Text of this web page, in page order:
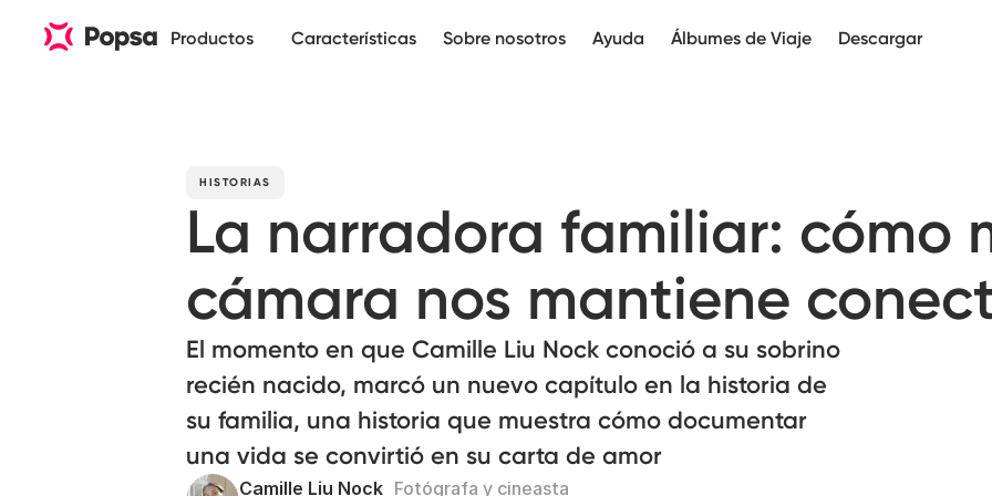
Productos Características Sobre nosotros Ayuda Álbumes de Viaje Descargar
HISTORIAS
La narradora familiar: cómo
cámara nos mantiene
El momento en que Camille Liu Nock conoció a su sobrino
recién nacido, marcó un nuevo capítulo en la historia de
su familia, una historia que muestra cómo documentar
una vida se convirtió en su carta de amor
Camille Liu Nock Fotógrafa y cineasta